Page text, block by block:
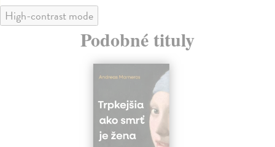
High-contrast mode
Podobné tituly